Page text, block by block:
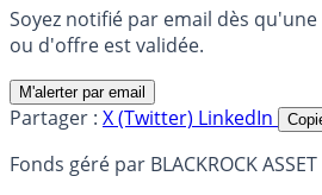
Soyez notifié par email dès
ou d'offre est validée.
M'alerter par email
Partager : X (Twitter) LinkedIn
Fonds géré par BLACKROCK